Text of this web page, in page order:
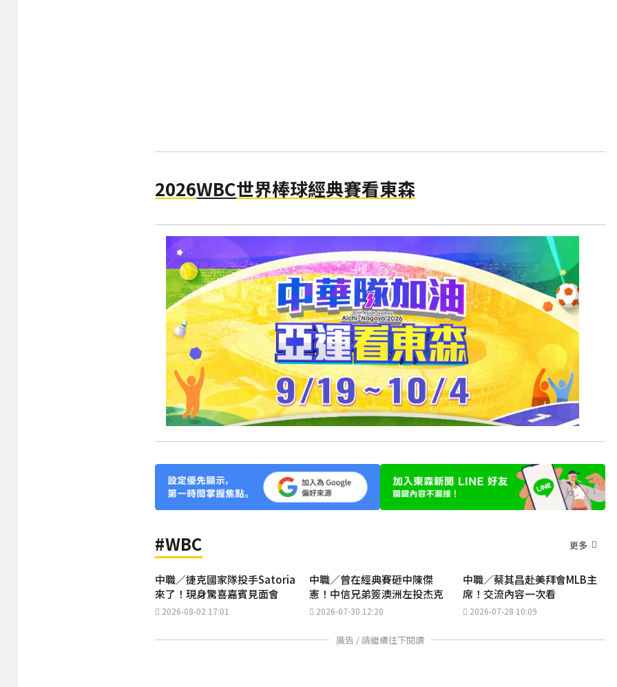
2026WBC世界棒球經典賽看東森
#WBC 更多
中職／捷克國家隊投手Satoria
來了！現身驚喜嘉賓見面會
2026-08-02 17:01
中職／曾在經典賽砸中陳傑
憲！中信兄弟簽澳洲左投杰克
2026-07-30 12:20
中職／蔡其昌赴美拜會MLB主
席！交流內容一次看
2026-07-28 10:09
廣告 / 請繼續往下閱讀